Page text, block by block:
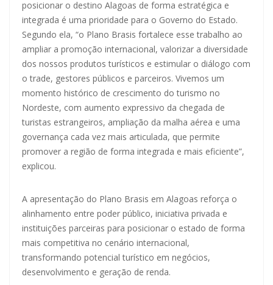
posicionar o destino Alagoas de forma estratégica e
integrada é uma prioridade para o Governo do Estado.
Segundo ela, “o Plano Brasis fortalece esse trabalho ao
ampliar a promoção internacional, valorizar a diversidade
dos nossos produtos turísticos e estimular o diálogo com
o trade, gestores públicos e parceiros. Vivemos um
momento histórico de crescimento do turismo no
Nordeste, com aumento expressivo da chegada de
turistas estrangeiros, ampliação da malha aérea e uma
governança cada vez mais articulada, que permite
promover a região de forma integrada e mais eficiente”,
explicou.
A apresentação do Plano Brasis em Alagoas reforça o
alinhamento entre poder público, iniciativa privada e
instituições parceiras para posicionar o estado de forma
mais competitiva no cenário internacional,
transformando potencial turístico em negócios,
desenvolvimento e geração de renda.